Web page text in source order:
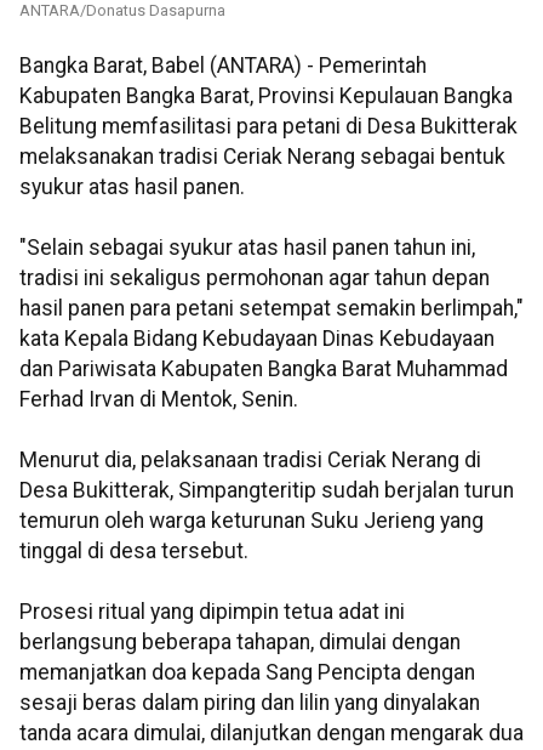
ANTARA/Donatus Dasapurna
Bangka Barat, Babel (ANTARA) - Pemerintah
Kabupaten Bangka Barat, Provinsi Kepulauan Bangka
Belitung memfasilitasi para petani di Desa Bukitterak
melaksanakan tradisi Ceriak Nerang sebagai bentuk
syukur atas hasil panen.
"Selain sebagai syukur atas hasil panen tahun ini,
tradisi ini sekaligus permohonan agar tahun depan
hasil panen para petani setempat semakin berlimpah,"
kata Kepala Bidang Kebudayaan Dinas Kebudayaan
dan Pariwisata Kabupaten Bangka Barat Muhammad
Ferhad Irvan di Mentok, Senin.
Menurut dia, pelaksanaan tradisi Ceriak Nerang di
Desa Bukitterak, Simpangteritip sudah berjalan turun
temurun oleh warga keturunan Suku Jerieng yang
tinggal di desa tersebut.
Prosesi ritual yang dipimpin tetua adat ini
berlangsung beberapa tahapan, dimulai dengan
memanjatkan doa kepada Sang Pencipta dengan
sesaji beras dalam piring dan lilin yang dinyalakan
tanda acara dimulai, dilanjutkan dengan mengarak dua